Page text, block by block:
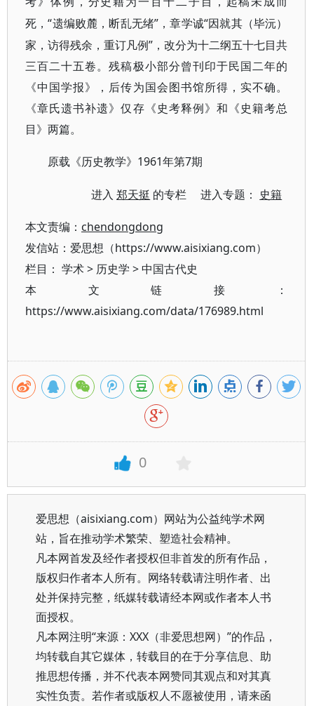
死，“遗编败麓，断乱无绪”，章学诚“因就其（毕沅）
家，访得残余，重订凡例”，改分为十二纲五十七目共
三百二十五卷。残稿极小部分曾刊印于民国二年的
《中国学报》，后传为国会图书馆所得，实不确。
《章氏遗书补遗》仅存《史考释例》和《史籍考总
目》两篇。
原载《历史教学》 1961年第7期
进入郑天挺 的专栏 进入专题： 史籍
本文责编： chendongdong
发信站：爱思想（https://www.aisixiang.com）
栏目： 学术> 历史学 >中国古代史
本文链接：
https://www.aisixiang.com/data/176989.html
0
爱思想（aisixiang.com）网站为公益纯学术网
站，旨在推动学术繁荣、塑造社会精神。
凡本网首发及经作者授权但非首发的所有作品，
版权归作者本人所有。网络转载请注明作者、出
处并保持完整，纸媒转载请经本网或作者本人书
面授权。
凡本网注明“来源：XXX（非爱思想网）”的作品，
均转载自其它媒体，转载目的在于分享信息、助
推思想传播，并不代表本网赞同其观点和对其真
实性负责。若作者或版权人不愿被使用，请来函